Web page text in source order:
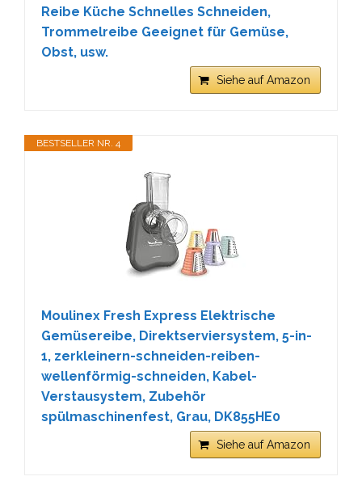
Reibe Küche Schnelles Schneiden,
Trommelreibe Geeignet für Gemüse,
Obst, usw.
Siehe auf Amazon
BESTSELLER NR. 4
Moulinex Fresh Express Elektrische
Gemüsereibe, Direktserviersystem, 5-in-
1, zerkleinern-schneiden-reiben-
wellenförmig-schneiden, Kabel-
Verstausystem, Zubehör
spülmaschinenfest, Grau, DK855HE0
Siehe auf Amazon